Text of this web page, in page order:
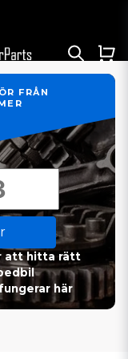
FRÅN
att hitta rätt
här